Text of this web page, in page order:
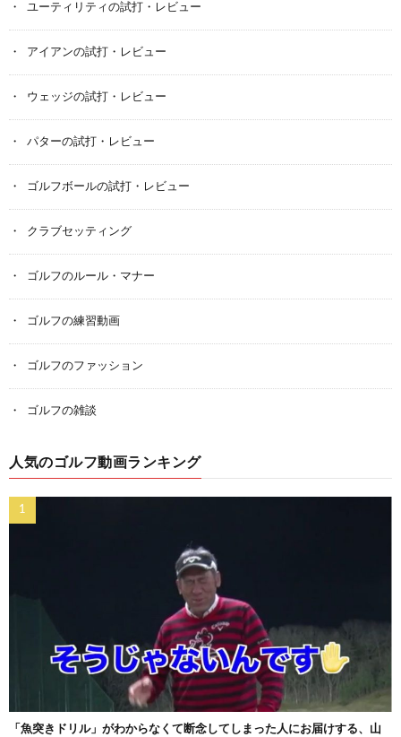
ユーティリティの試打・レビュー
アイアンの試打・レビュー
ウェッジの試打・レビュー
パターの試打・レビュー
ゴルフボールの試打・レビュー
クラブセッティング
ゴルフのルール・マナー
ゴルフの練習動画
ゴルフのファッション
ゴルフの雑談
人気のゴルフ動画ランキング
「魚突きドリル」がわからなくて断念してしまった人にお届けする、山